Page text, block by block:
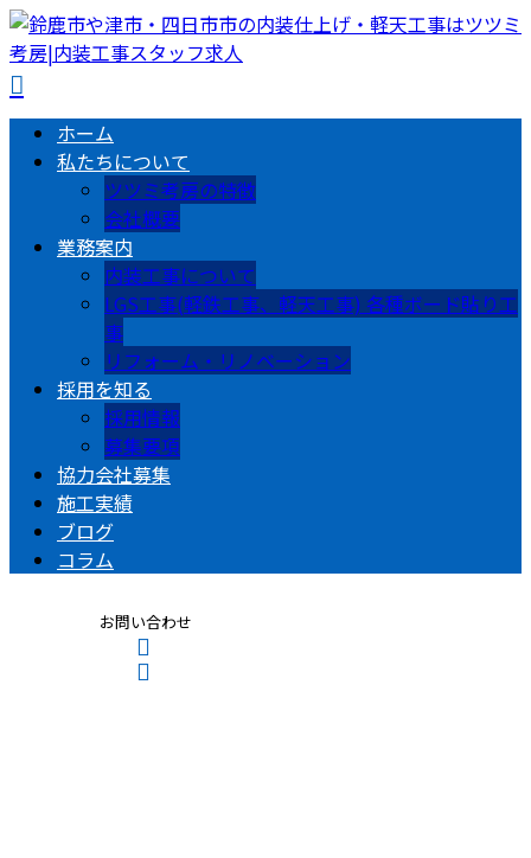
ホーム
私たちについて
ツツミ考房の特徴
会社概要
業務案内
内装工事について
LGS工事(軽鉄工事、軽天工事) 各種ボード貼り工
事
リフォーム・リノベーション
採用を知る
採用情報
募集要項
協力会社募集
施工実績
ブログ
コラム
お問い合わせ